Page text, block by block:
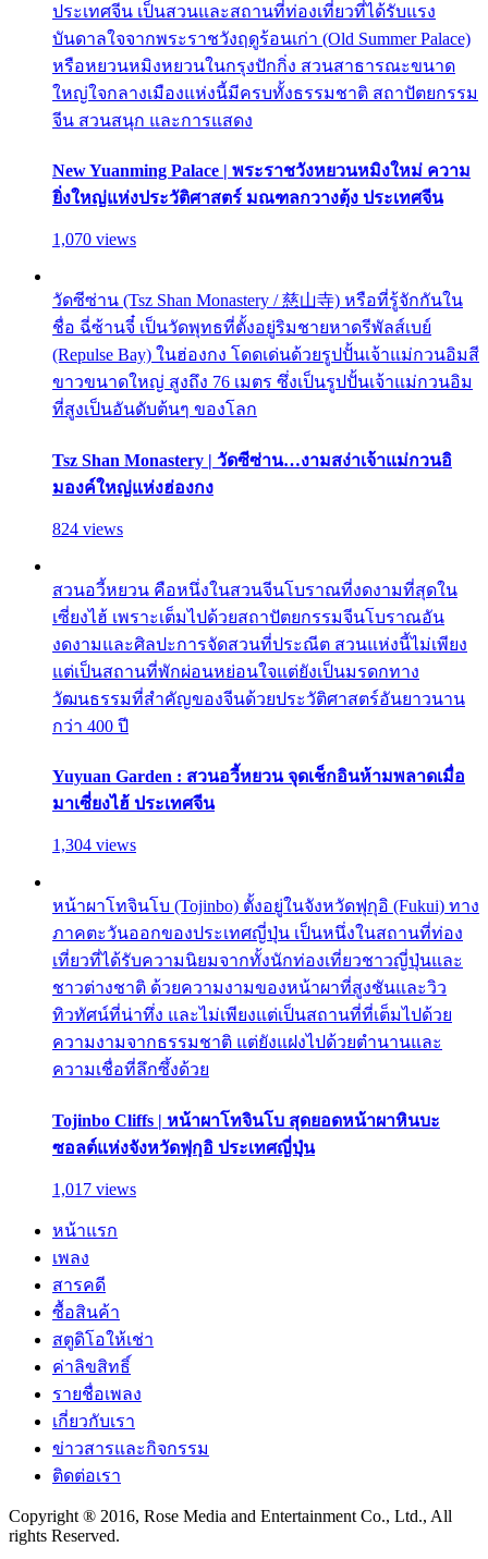
ประเทศจีน เป็นสวนและสถานที่ท่องเที่ยวที่ได้รับแรง
บันดาลใจจากพระราชวังฤดูร้อนเก่า (Old Summer Palace)
หรือหยวนหมิงหยวนในกรุงปักกิ่ง สวนสาธารณะขนาด
ใหญ่ใจกลางเมืองแห่งนี้มีครบทั้งธรรมชาติ สถาปัตยกรรม
จีน สวนสนุก และการแสดง
New Yuanming Palace | พระราชวังหยวนหมิงใหม่ ความ
ยิ่งใหญ่แห่งประวัติศาสตร์ มณฑลกวางตุ้ง ประเทศจีน
1,070 views
วัดซีซ่าน (Tsz Shan Monastery / 慈山寺) หรือที่รู้จักกันใน
ชื่อ ฉี่ซ้านจี๋ เป็นวัดพุทธที่ตั้งอยู่ริมชายหาดรีพัลส์เบย์
(Repulse Bay) ในฮ่องกง โดดเด่นด้วยรูปปั้นเจ้าแม่กวนอิมสี
ขาวขนาดใหญ่ สูงถึง 76 เมตร ซึ่งเป็นรูปปั้นเจ้าแม่กวนอิม
ที่สูงเป็นอันดับต้นๆ ของโลก
Tsz Shan Monastery | วัดซีซ่าน…งามสง่าเจ้าแม่กวนอิ
มองค์ใหญ่แห่งฮ่องกง
824 views
สวนอวี้หยวน คือหนึ่งในสวนจีนโบราณที่งดงามที่สุดใน
เซี่ยงไฮ้ เพราะเต็มไปด้วยสถาปัตยกรรมจีนโบราณอัน
งดงามและศิลปะการจัดสวนที่ประณีต สวนแห่งนี้ไม่เพียง
แต่เป็นสถานที่พักผ่อนหย่อนใจแต่ยังเป็นมรดกทาง
วัฒนธรรมที่สำคัญของจีนด้วยประวัติศาสตร์อันยาวนาน
กว่า 400 ปี
Yuyuan Garden : สวนอวี้หยวน จุดเช็กอินห้ามพลาดเมื่อ
มาเซี่ยงไฮ้ ประเทศจีน
1,304 views
หน้าผาโทจินโบ (Tojinbo) ตั้งอยู่ในจังหวัดฟุกุอิ (Fukui) ทาง
ภาคตะวันออกของประเทศญี่ปุ่น เป็นหนึ่งในสถานที่ท่อง
เที่ยวที่ได้รับความนิยมจากทั้งนักท่องเที่ยวชาวญี่ปุ่นและ
ชาวต่างชาติ ด้วยความงามของหน้าผาที่สูงชันและวิว
ทิวทัศน์ที่น่าทึ่ง และไม่เพียงแต่เป็นสถานที่ที่เต็มไปด้วย
ความงามจากธรรมชาติ แต่ยังแฝงไปด้วยตำนานและ
ความเชื่อที่ลึกซึ้งด้วย
Tojinbo Cliffs | หน้าผาโทจินโบ สุดยอดหน้าผาหินบะ
ซอลต์แห่งจังหวัดฟุกุอิ ประเทศญี่ปุ่น
1,017 views
หน้าแรก
เพลง
สารคดี
ซื้อสินค้า
สตูดิโอให้เช่า
ค่าลิขสิทธิ์
รายชื่อเพลง
เกี่ยวกับเรา
ข่าวสารและกิจกรรม
ติดต่อเรา
Copyright ® 2016, Rose Media and Entertainment Co., Ltd., All
rights Reserved.